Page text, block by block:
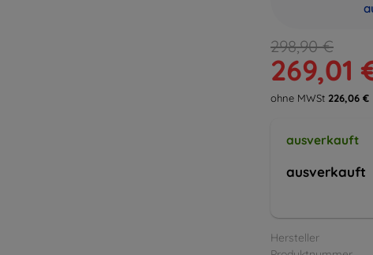
298,90 €
269,01
ohne MWSt 226,06 €
ausverkauft
ausverkauft
Hersteller